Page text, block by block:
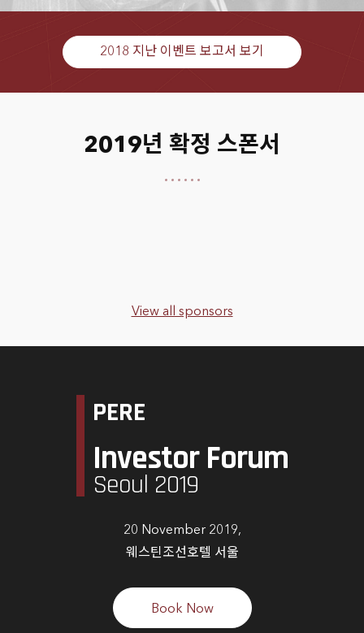
2018 지난 이벤트 보고서 보기
2019년 확정 스폰서
View all sponsors
PERE
Investor Forum
Seoul 2019
20 November 2019,
웨스틴조선호텔 서울
Book Now